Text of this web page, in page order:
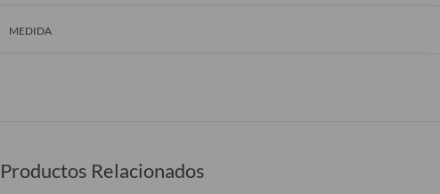
MEDIDA
Productos Relacionados